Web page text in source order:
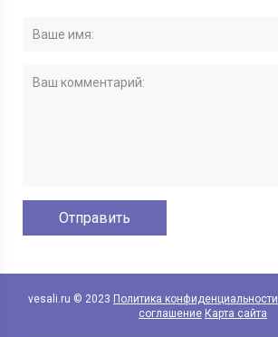
vesali.ru © 2023 Политика конфиденциальности
соглашение Карта сайта